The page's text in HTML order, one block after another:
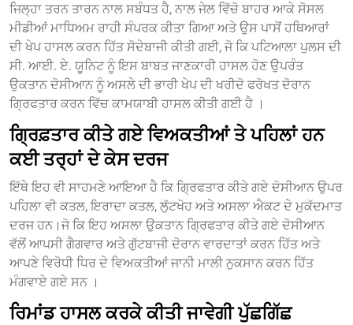
ਜਿਲ੍ਹਾ ਤਰਨ ਤਾਰਨ ਨਾਲ ਸਬੰਧਤ ਹੈ, ਨਾਲ ਜੇਲ ਵਿੱਚੋ ਬਾਹਰ ਆਕੇ ਸੋਸਲ
ਮੀਡੀਆਂ ਮਾਧਿਅਮ ਰਾਹੀ ਸੰਪਰਕ ਕੀਤਾ ਗਿਆ ਅਤੇ ਉਸ ਪਾਸੋਂ ਹਥਿਆਰਾਂ
ਦੀ ਖੇਪ ਹਾਸਲ ਕਰਨ ਹਿੱਤ ਸੋਦੇਬਾਜੀ ਕੀਤੀ ਗਈ, ਜੋ ਕਿ ਪਟਿਆਲਾ ਪੁਲਸ ਦੀ
ਸੀ. ਆਈ. ਏ. ਯੂਨਿਟ ਨੂੰ ਇਸ ਬਾਬਤ ਜਾਣਕਾਰੀ ਹਾਸਲ ਹੋਣ ਉਪਰੰਤ
ਉਕਤਾਨ ਦੋਸੀਆਨ ਨੂੰ ਅਸਲੇ ਦੀ ਭਾਰੀ ਖੇਪ ਦੀ ਖਰੀਦੋ ਫਰੋਖਤ ਦੋਰਾਨ
ਗ੍ਰਿਫਤਾਰ ਕਰਨ ਵਿੱਚ ਕਾਮਯਾਬੀ ਹਾਸਲ ਕੀਤੀ ਗਈ ਹੈ ।
ਗ੍ਰਿਫ਼ਤਾਰ ਕੀਤੇ ਗਏ ਵਿਅਕਤੀਆਂ ਤੇ ਪਹਿਲਾਂ ਹਨ
ਕਈ ਤਰ੍ਹਾਂ ਦੇ ਕੇਸ ਦਰਜ
ਇੱਥੇ ਇਹ ਵੀ ਸਾਹਮਣੇ ਆਇਆ ਹੈ ਕਿ ਗ੍ਰਿਫਤਾਰ ਕੀਤੇ ਗਏ ਦੋਸੀਆਨ ਉਪਰ
ਪਹਿਲਾ ਵੀ ਕਤਲ, ਇਰਾਦਾ ਕਤਲ, ਲੁੱਟਖੋਹ ਅਤੇ ਅਸਲਾ ਐਕਟ ਦੇ ਮੁਕੱਦਮਾਤ
ਦਰਜ ਹਨ।ਜੋ ਕਿ ਇਹ ਅਸਲਾ ਉਕਤਾਨ ਗ੍ਰਿਫਤਾਰ ਕੀਤੇ ਗਏ ਦੋਸੀਆਨ
ਵੱਲੋਂ ਆਪਸੀ ਗੈਗਵਾਰ ਅਤੇ ਗੁੱਟਬਾਜੀ ਦੋਰਾਨ ਵਾਰਦਾਤਾਂ ਕਰਨ ਹਿੱਤ ਅਤੇ
ਆਪਣੇ ਵਿਰੋਧੀ ਧਿਰ ਦੇ ਵਿਅਕਤੀਆਂ ਜਾਨੀ ਮਾਲੀ ਨੁਕਸਾਨ ਕਰਨ ਹਿੱਤ
ਮੰਗਵਾਏ ਗਏ ਸਨ ।
ਰਿਮਾਂਡ ਹਾਸਲ ਕਰਕੇ ਕੀਤੀ ਜਾਵੇਗੀ ਪੁੱਛਗਿੱਛ